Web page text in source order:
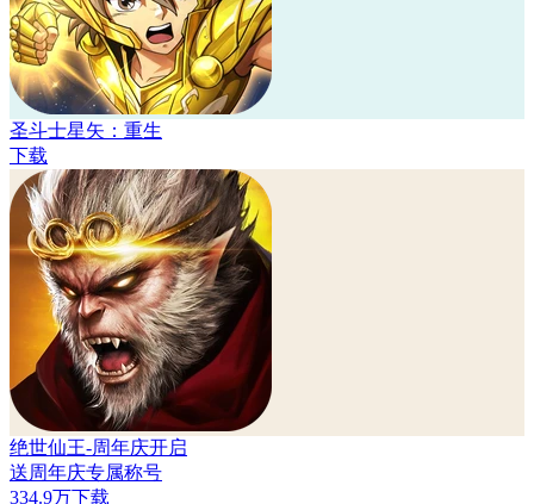
圣斗士星矢：重生
下载
绝世仙王-周年庆开启
送周年庆专属称号
334.9万下载